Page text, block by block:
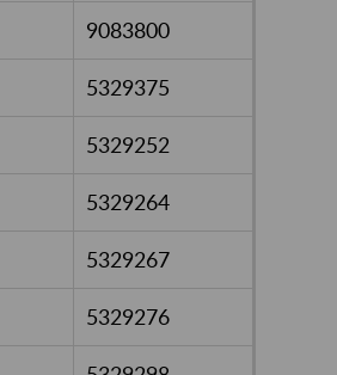
9083800
5329375
5329252
5329264
5329267
5329276